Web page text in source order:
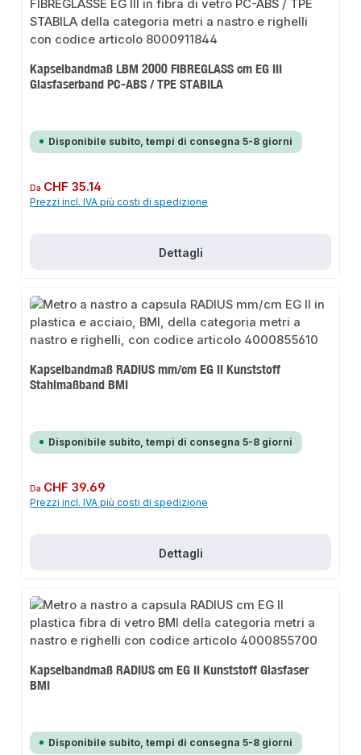
Kapselbandmaß LBM 2000 FIBREGLASS cm EG III
Glasfaserband PC-ABS / TPE STABILA
Disponibile subito, tempi di consegna 5-8 giorni
Prezzo normale:
Da CHF 35.14
Prezzi incl. IVA più costi di spedizione
Dettagli
Kapselbandmaß RADIUS mm/cm EG II Kunststoff
Stahlmaßband BMI
Disponibile subito, tempi di consegna 5-8 giorni
Prezzo normale:
Da CHF 39.69
Prezzi incl. IVA più costi di spedizione
Dettagli
Kapselbandmaß RADIUS cm EG II Kunststoff Glasfaser
BMI
Disponibile subito, tempi di consegna 5-8 giorni